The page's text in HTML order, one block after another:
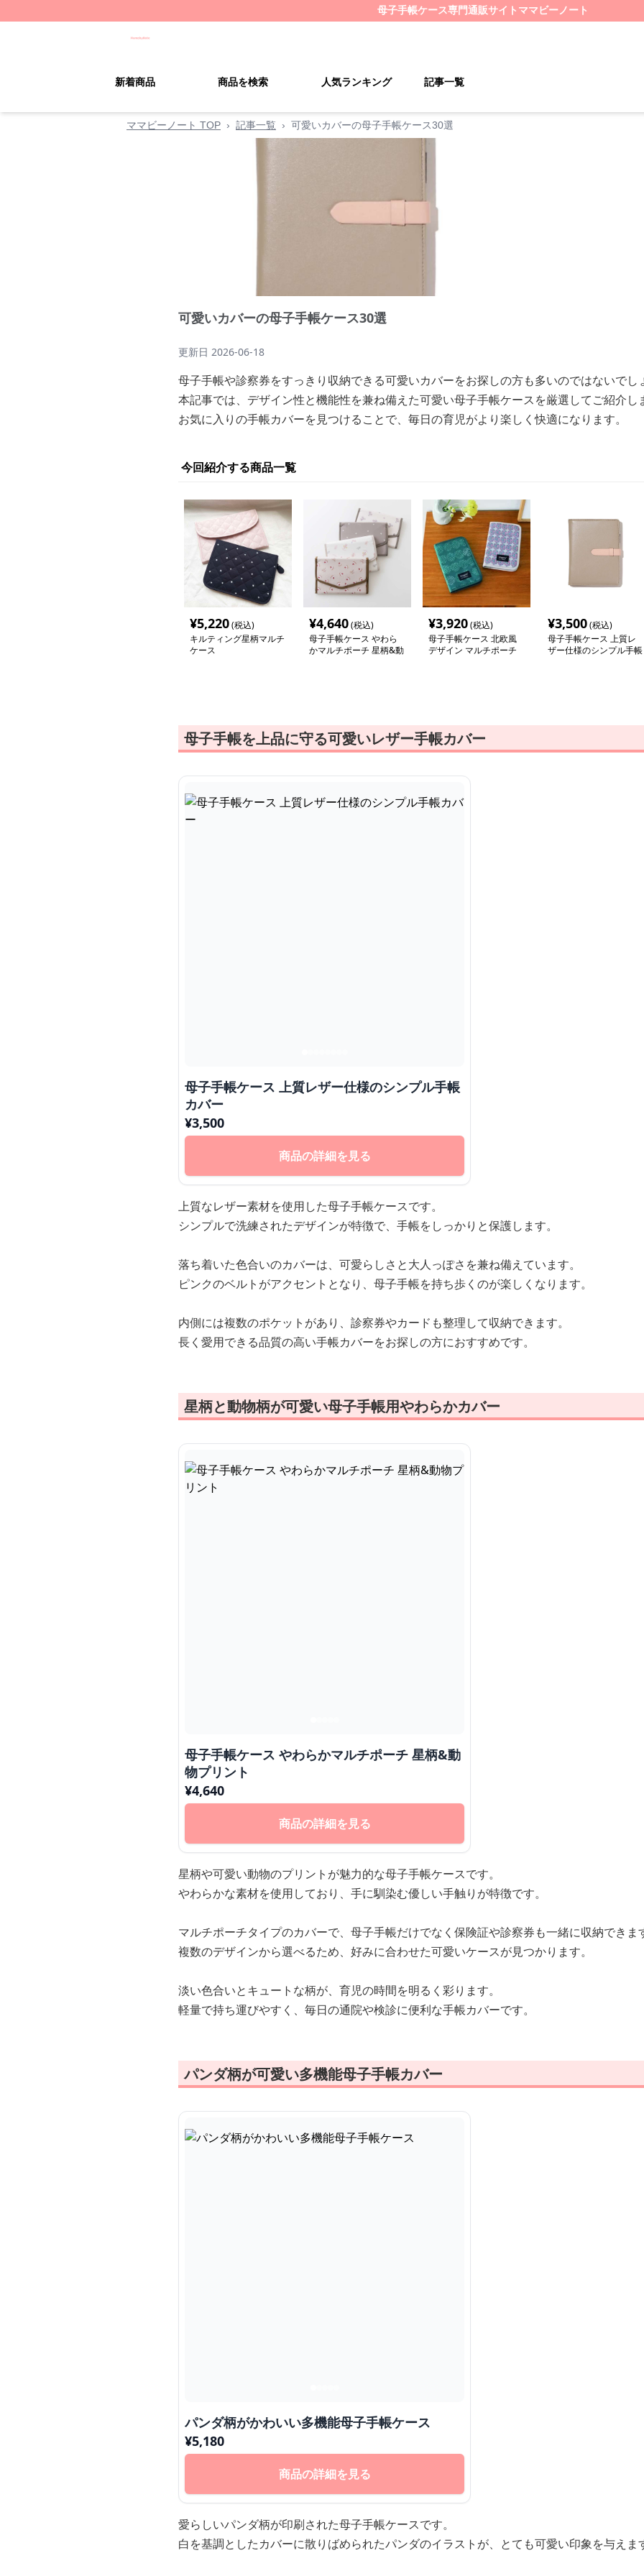
母子手帳ケース専門通販サイト ママビーノート
新着商品 商品を検索 人気ランキング 記事一覧
ママビーノート TOP › 記事一覧 › 可愛いカバーの母子手帳ケース30選
可愛いカバーの母子手帳ケース30選
更新日 2026-06-18
母子手帳や診察券をすっきり収納できる可愛いカバーをお探しの方も多いのではないでし
本記事では、デザイン性と機能性を兼ね備えた可愛い母子手帳ケースを厳選してご紹介し
お気に入りの手帳カバーを見つけることで、毎日の育児がより楽しく快適になります。
今回紹介する商品一覧
¥5,220(税込)
キルティング星柄マルチ
ケース
¥4,640(税込)
母子手帳ケース やわら
かマルチポーチ 星柄&動
¥3,920(税込)
母子手帳ケース 北欧風
デザイン マルチポーチ
¥3,500(税込)
母子手帳ケース 上質レ
ザー仕様のシンプル手帳
母子手帳を上品に守る可愛いレザー手帳カバー
母子手帳ケース 上質レザー仕様のシンプル手帳
カバー
¥3,500
商品の詳細を見る
上質なレザー素材を使用した母子手帳ケースです。
シンプルで洗練されたデザインが特徴で、手帳をしっかりと保護します。
落ち着いた色合いのカバーは、可愛らしさと大人っぽさを兼ね備えています。
ピンクのベルトがアクセントとなり、母子手帳を持ち歩くのが楽しくなります。
内側には複数のポケットがあり、診察券やカードも整理して収納できます。
長く愛用できる品質の高い手帳カバーをお探しの方におすすめです。
星柄と動物柄が可愛い母子手帳用やわらかカバー
母子手帳ケース やわらかマルチポーチ 星柄&動
物プリント
¥4,640
商品の詳細を見る
星柄や可愛い動物のプリントが魅力的な母子手帳ケースです。
やわらかな素材を使用しており、手に馴染む優しい手触りが特徴です。
マルチポーチタイプのカバーで、母子手帳だけでなく保険証や診察券も一緒に収納できま
複数のデザインから選べるため、好みに合わせた可愛いケースが見つかります。
淡い色合いとキュートな柄が、育児の時間を明るく彩ります。
軽量で持ち運びやすく、毎日の通院や検診に便利な手帳カバーです。
パンダ柄が可愛い多機能母子手帳カバー
パンダ柄がかわいい多機能母子手帳ケース
¥5,180
商品の詳細を見る
愛らしいパンダ柄が印刷された母子手帳ケースです。
白を基調としたカバーに散りばめられたパンダのイラストが、とても可愛い印象を与えま